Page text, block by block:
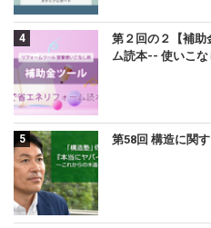
第２回の２【補
ム読本-- 使いこな
第58回 構造に関す